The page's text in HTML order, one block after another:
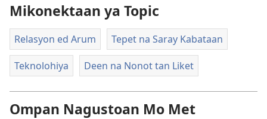
Mikonektaan ya Topic
Relasyon ed Arum Tepet na Saray Kabataan
Teknolohiya Deen na Nonot tan Liket
Ompan Nagustoan Mo Met